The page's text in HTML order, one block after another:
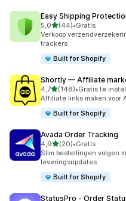
Easy Shipping
5,0van 5 sterren
(44)
44 recensies in totaal
•Gratis
Verkoop
trackers
Built for Shopify
Shortly — Affiliate
4,7van 5 sterren
(148)
148 recensies in totaal
•Gratis te
Affiliate links maken voor
Built for Shopify
Avada Order Tracking
4,9van 5 sterren
(20)
20 recensies in totaal
•Gratis
Slim bestellingen volgen
leveringsupdates
Built for Shopify
StatusPro ‑ Order